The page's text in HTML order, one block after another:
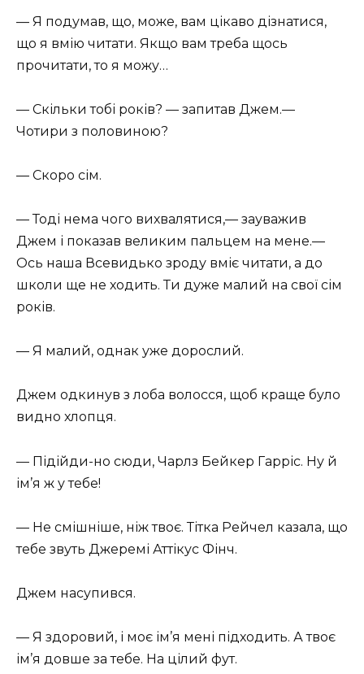
— Я подумав, що, може, вам цікаво дізнатися,
що я вмію читати. Якщо вам треба щось
прочитати, то я можу…
— Скільки тобі років? — запитав Джем.—
Чотири з половиною?
— Скоро сім.
— Тоді нема чого вихвалятися,— зауважив
Джем і показав великим пальцем на мене.—
Ось наша Всевидько зроду вміє читати, а до
школи ще не ходить. Ти дуже малий на свої сім
років.
— Я малий, однак уже дорослий.
Джем одкинув з лоба волосся, щоб краще було
видно хлопця.
— Підійди-но сюди, Чарлз Бейкер Гарріс. Ну й
ім’я ж у тебе!
— Не смішніше, ніж твоє. Тітка Рейчел казала, що
тебе звуть Джеремі Аттікус Фінч.
Джем насупився.
— Я здоровий, і моє ім’я мені підходить. А твоє
ім’я довше за тебе. На цілий фут.